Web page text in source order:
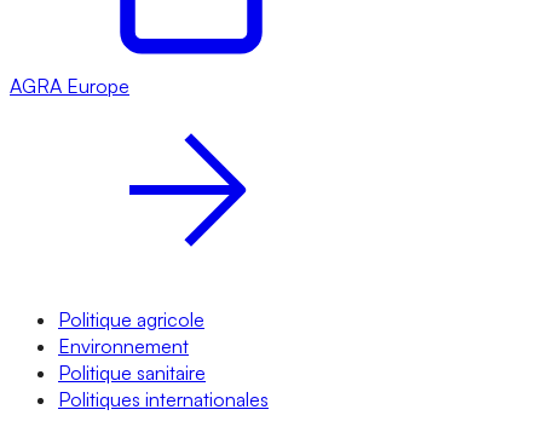
AGRA Europe
Politique agricole
Environnement
Politique sanitaire
Politiques internationales